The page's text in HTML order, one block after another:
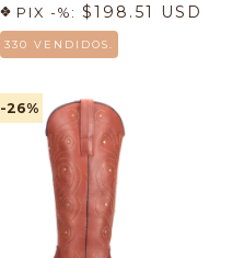
PIX -%: $198.51 USD
330 VENDIDOS.
-26%